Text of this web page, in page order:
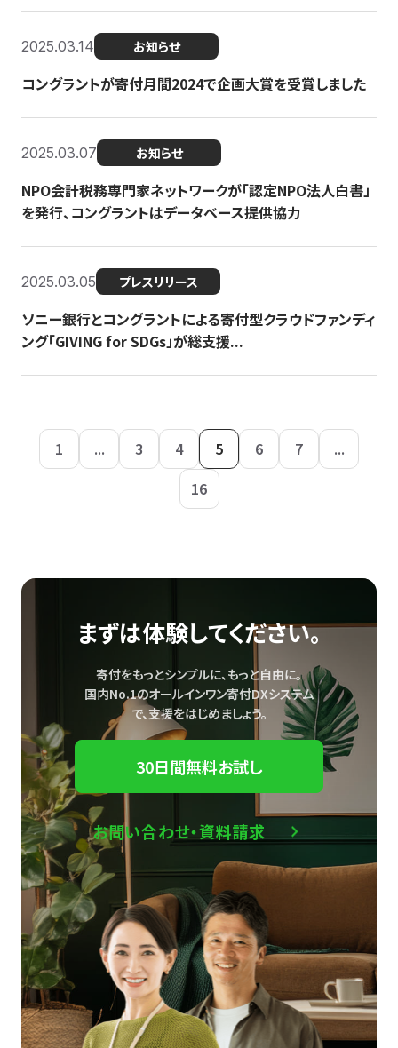
2025.03.14 お知らせ
コングラントが寄付月間2024で企画大賞を受賞しました
2025.03.07 お知らせ
NPO会計税務専門家ネットワークが「認定NPO法人白書」
を発行、コングラントはデータベース提供協力
2025.03.05 プレスリリース
ソニー銀行とコングラントによる寄付型クラウドファンディ
ング「GIVING for SDGs」が総支援...
1 ... 3 4 5 6 7
...
16
まずは体験してください。
寄付をもっとシンプルに、もっと自由に。
国内No.1のオールインワン寄付DXシステム
で、支援をはじめましょう。
30日間無料お試し
お問い合わせ・資料請求